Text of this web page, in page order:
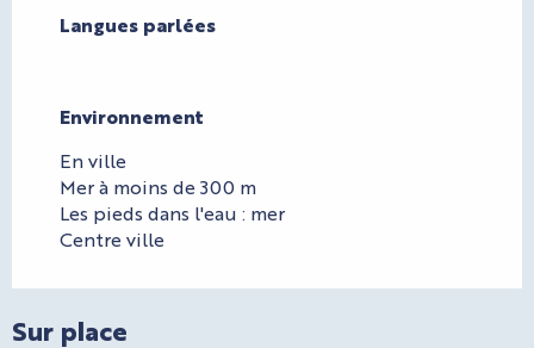
Langues parlées
Langues parlées
Environnement
Environnement
En ville
Mer à moins de 300 m
Les pieds dans l'eau : mer
Centre ville
Sur place